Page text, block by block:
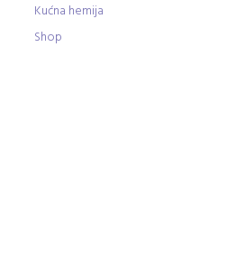
Kućna hemija
Shop